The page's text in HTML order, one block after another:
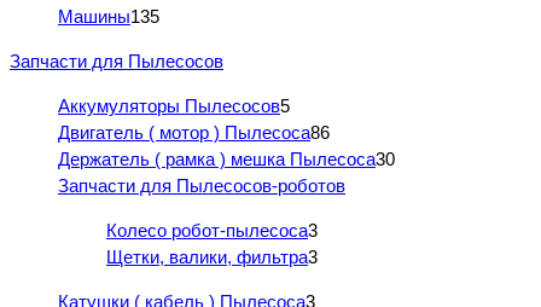
Машины135
Запчасти для Пылесосов
Аккумуляторы Пылесосов5
Двигатель ( мотор ) Пылесоса86
Держатель ( рамка ) мешка Пылесоса30
Запчасти для Пылесосов-роботов
Колесо робот-пылесоса3
Щетки, валики, фильтра3
Катушки ( кабель ) Пылесоса3